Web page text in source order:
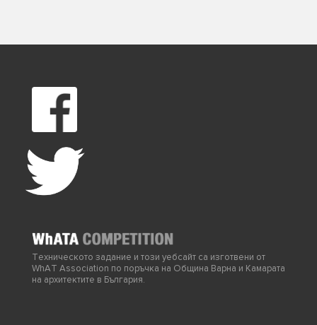
Техническото задание и този уебсайт са изготвени от
WhAT Association по поръчка на Община Варна и Камарата
на архитектите в България.